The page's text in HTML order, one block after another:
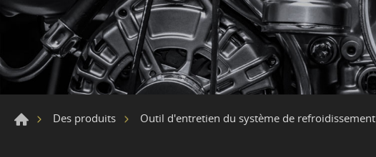
Des produits Outil d'entretien du système de refroidissement